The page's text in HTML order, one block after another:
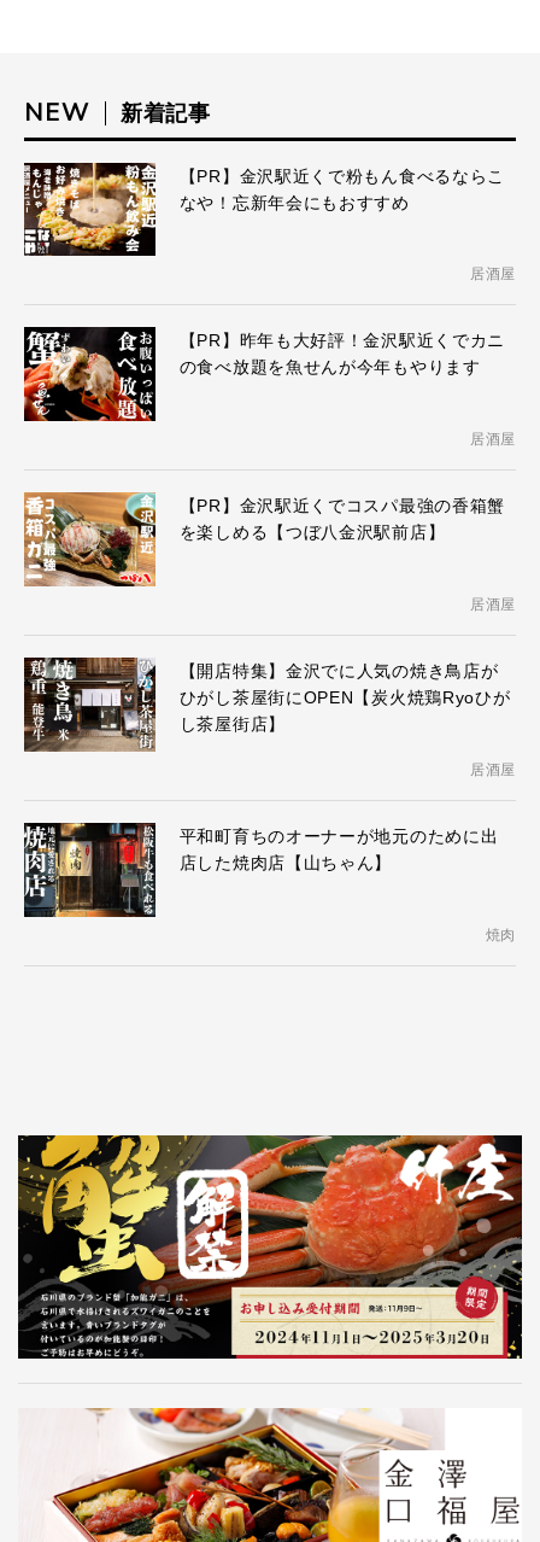
NEW 新着記事
【PR】金沢駅近くで粉もん食べるならこ
なや！忘新年会にもおすすめ
居酒屋
【PR】昨年も大好評！金沢駅近くでカニ
の食べ放題を魚せんが今年もやります
居酒屋
【PR】金沢駅近くでコスパ最強の香箱蟹
を楽しめる【つぼ八金沢駅前店】
居酒屋
【開店特集】金沢でに人気の焼き鳥店が
ひがし茶屋街にOPEN【炭火焼鶏Ryoひが
し茶屋街店】
居酒屋
平和町育ちのオーナーが地元のために出
店した焼肉店【山ちゃん】
焼肉